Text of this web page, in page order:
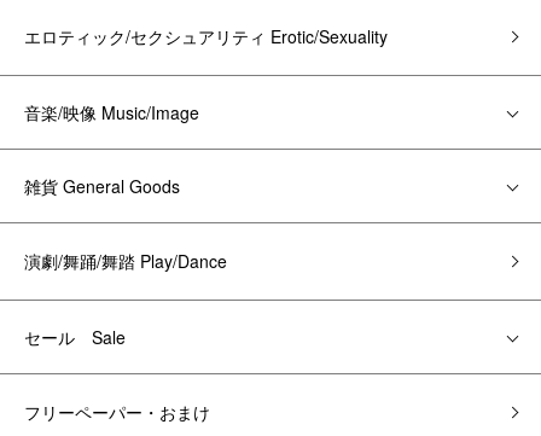
エロティック/セクシュアリティ Erotic/Sexuality
音楽/映像 Music/Image
雑貨 General Goods
演劇/舞踊/舞踏 Play/Dance
セール Sale
フリーペーパー・おまけ